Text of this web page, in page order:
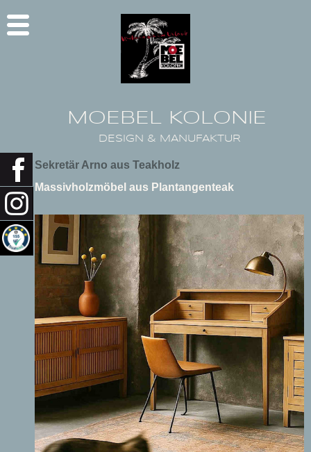
MOEBEL KOLONIE
DESIGN & MANUFAKTUR
Sekretär Arno aus Teakholz
Massivholzmöbel aus Plantangenteak